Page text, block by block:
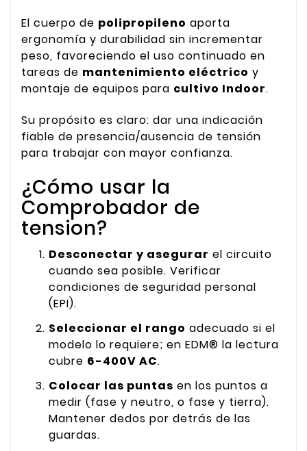
El cuerpo de polipropileno aporta
ergonomía y durabilidad sin incrementar
peso, favoreciendo el uso continuado en
tareas de mantenimiento eléctrico y
montaje de equipos para cultivo Indoor.
Su propósito es claro: dar una indicación
fiable de presencia/ausencia de tensión
para trabajar con mayor confianza.
¿Cómo usar la
Comprobador de
tension?
Desconectar y asegurar el circuito
cuando sea posible. Verificar
condiciones de seguridad personal
(EPI).
Seleccionar el rango adecuado si el
modelo lo requiere; en EDM® la lectura
cubre 6-400V AC.
Colocar las puntas en los puntos a
medir (fase y neutro, o fase y tierra).
Mantener dedos por detrás de las
guardas.